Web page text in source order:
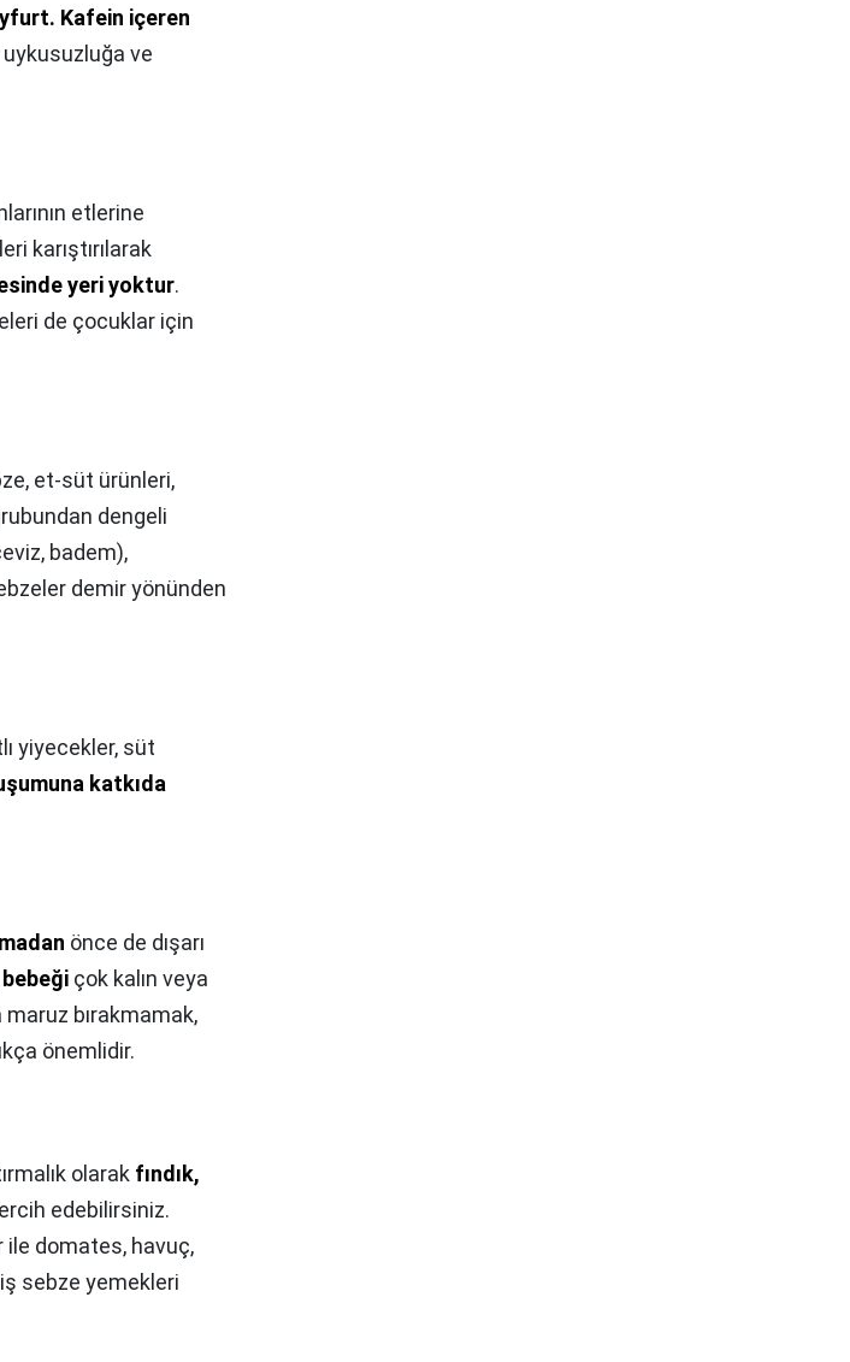
Kafein içeren
ve
etlerine
karıştırılarak
yeri yoktur.
de çocuklar için
et-süt ürünleri,
dengeli
badem),
demir yönünden
yiyecekler, süt
katkıda
önce de dışarı
bebeği çok kalın veya
maruz bırakmamak,
önemlidir.
olarak fındık,
edebilirsiniz.
domates, havuç,
sebze yemekleri